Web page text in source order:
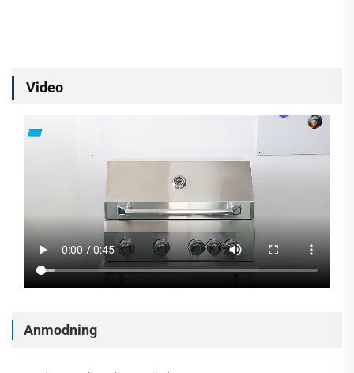
Video
Anmodning